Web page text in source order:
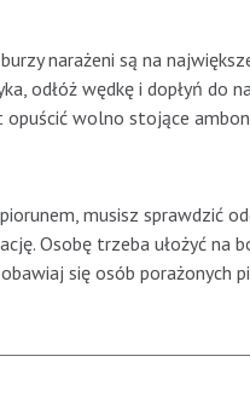
narażeni są na
odłóż wędkę i dopłyń do
wolno stojące
musisz sprawdzić
Osobę trzeba ułożyć na
się osób porażonych